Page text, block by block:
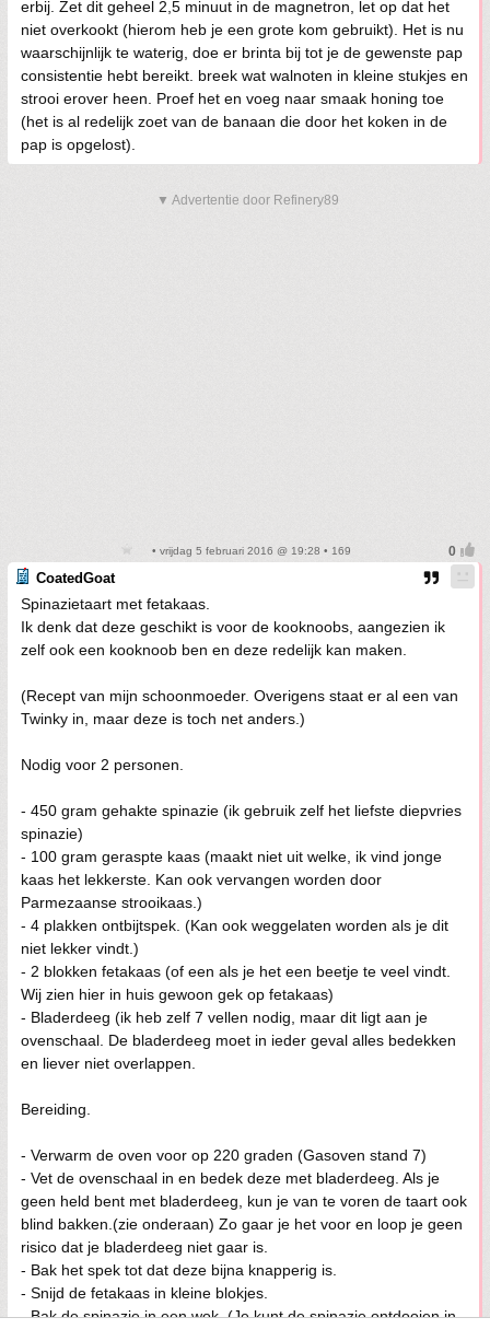
erbij. Zet dit geheel 2,5 minuut in de magnetron, let op dat het
niet overkookt (hierom heb je een grote kom gebruikt). Het is nu
waarschijnlijk te waterig, doe er brinta bij tot je de gewenste pap
consistentie hebt bereikt. breek wat walnoten in kleine stukjes en
strooi erover heen. Proef het en voeg naar smaak honing toe
(het is al redelijk zoet van de banaan die door het koken in de
pap is opgelost).
▼ Advertentie door Refinery89
• vrijdag 5 februari 2016 @ 19:28 • 169
CoatedGoat
Spinazietaart met fetakaas.
Ik denk dat deze geschikt is voor de kooknoobs, aangezien ik
zelf ook een kooknoob ben en deze redelijk kan maken.
(Recept van mijn schoonmoeder. Overigens staat er al een van
Twinky in, maar deze is toch net anders.)
Nodig voor 2 personen.
- 450 gram gehakte spinazie (ik gebruik zelf het liefste diepvries
spinazie)
- 100 gram geraspte kaas (maakt niet uit welke, ik vind jonge
kaas het lekkerste. Kan ook vervangen worden door
Parmezaanse strooikaas.)
- 4 plakken ontbijtspek. (Kan ook weggelaten worden als je dit
niet lekker vindt.)
- 2 blokken fetakaas (of een als je het een beetje te veel vindt.
Wij zien hier in huis gewoon gek op fetakaas)
- Bladerdeeg (ik heb zelf 7 vellen nodig, maar dit ligt aan je
ovenschaal. De bladerdeeg moet in ieder geval alles bedekken
en liever niet overlappen.
Bereiding.
- Verwarm de oven voor op 220 graden (Gasoven stand 7)
- Vet de ovenschaal in en bedek deze met bladerdeeg. Als je
geen held bent met bladerdeeg, kun je van te voren de taart ook
blind bakken.(zie onderaan) Zo gaar je het voor en loop je geen
risico dat je bladerdeeg niet gaar is.
- Bak het spek tot dat deze bijna knapperig is.
- Snijd de fetakaas in kleine blokjes.
- Bak de spinazie in een wok. (Je kunt de spinazie ontdooien in